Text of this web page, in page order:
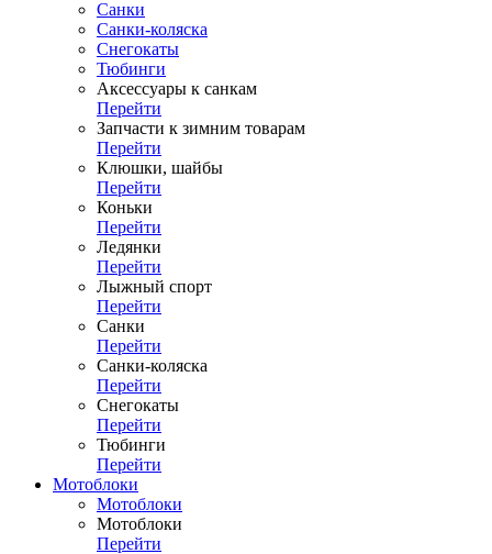
Санки
Санки-коляска
Снегокаты
Тюбинги
Аксессуары к санкам
Перейти
Запчасти к зимним товарам
Перейти
Клюшки, шайбы
Перейти
Коньки
Перейти
Ледянки
Перейти
Лыжный спорт
Перейти
Санки
Перейти
Санки-коляска
Перейти
Снегокаты
Перейти
Тюбинги
Перейти
Мотоблоки
Мотоблоки
Мотоблоки
Перейти